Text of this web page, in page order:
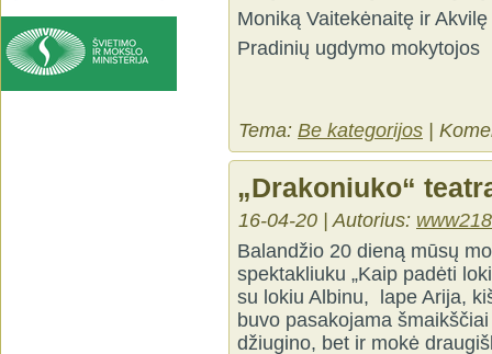
Moniką Vaitekėnaitę ir
Pradinių ugdymo mokytojos
Tema: Be kategorijos |
„Drakoniuko“
16-04-20 | Autorius:
Balandžio 20 dieną mūsų
spektakliuku „Kaip padėti
su lokiu Albinu, lape Arija,
buvo pasakojama
džiugino, bet ir mokė